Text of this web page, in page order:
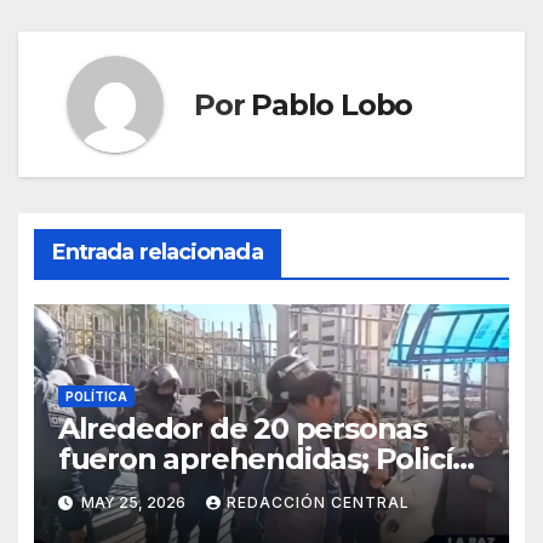
Por Pablo Lobo
Entrada relacionada
POLÍTICA
Alrededor de 20 personas
fueron aprehendidas; Policía
gasifica e impide ingreso de
manifestantes a plaza Murillo
MAY 25, 2026 REDACCIÓN CENTRAL